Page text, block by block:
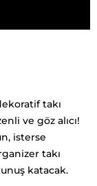
takı
ve göz alıcı!
isterse
takı
katacak.